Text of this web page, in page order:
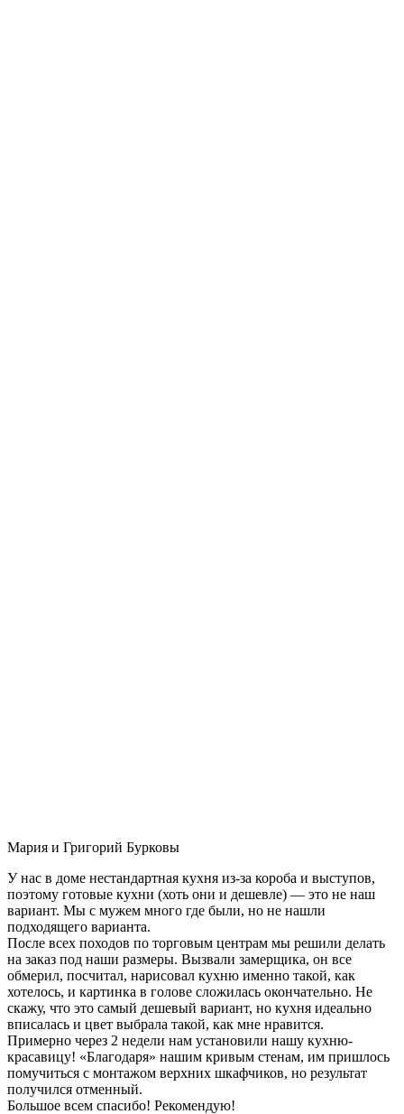
Мария и Григорий Бурковы
У нас в доме нестандартная кухня из-за короба и выступов,
поэтому готовые кухни (хоть они и дешевле) — это не наш
вариант. Мы с мужем много где были, но не нашли
подходящего варианта.
После всех походов по торговым центрам мы решили делать
на заказ под наши размеры. Вызвали замерщика, он все
обмерил, посчитал, нарисовал кухню именно такой, как
хотелось, и картинка в голове сложилась окончательно. Не
скажу, что это самый дешевый вариант, но кухня идеально
вписалась и цвет выбрала такой, как мне нравится.
Примерно через 2 недели нам установили нашу кухню-
красавицу! «Благодаря» нашим кривым стенам, им пришлось
помучиться с монтажом верхних шкафчиков, но результат
получился отменный.
Большое всем спасибо! Рекомендую!